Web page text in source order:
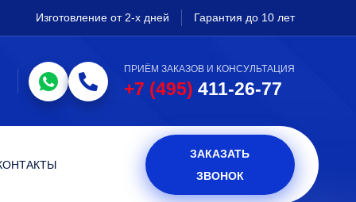
Изготовление от 2-х дней Гарантия до 10 лет
ПРИЁМ ЗАКАЗОВ И КОНСУЛЬТАЦИЯ
+7 (495) 411-26-77
ЗАКАЗАТЬ
ЗВОНОК